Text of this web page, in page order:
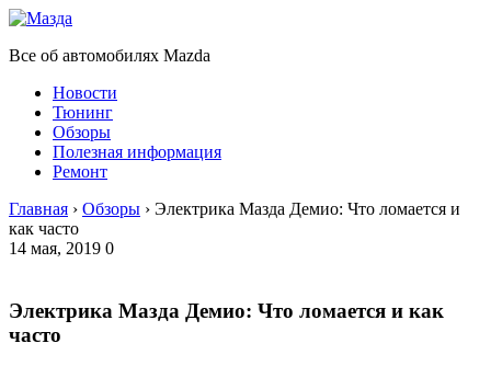
Все об автомобилях Mazda
Новости
Тюнинг
Обзоры
Полезная информация
Ремонт
Главная › Обзоры › Электрика Мазда Демио: Что ломается и
как часто
14 мая, 2019 0
Электрика Мазда Демио: Что ломается и как
часто